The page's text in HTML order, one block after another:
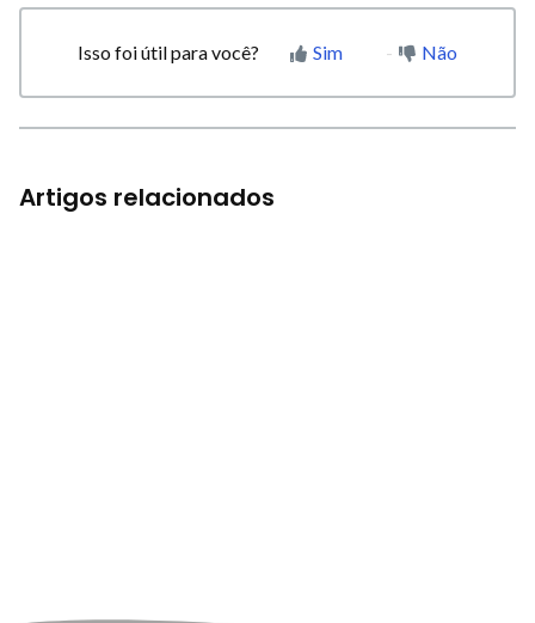
Isso foi útil para você? Sim Não
Artigos relacionados